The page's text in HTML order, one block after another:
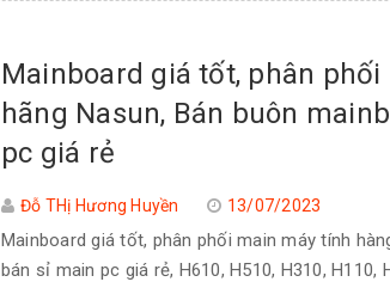
Mainboard giá tốt, phân
hãng Nasun, Bán buôn
pc giá rẻ
Đỗ THị Hương Huyền 13/07/2023
Mainboard giá tốt, phân phối main máy tính
bán sỉ main pc giá rẻ, H610, H510, H310, H110,